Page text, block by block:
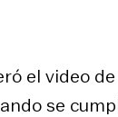
el video
se